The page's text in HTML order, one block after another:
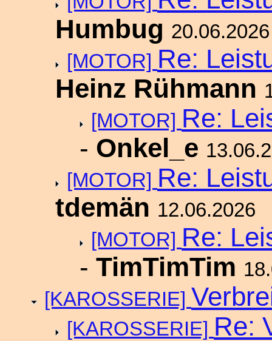
Humbug 20.06.2026
[MOTOR] Re:
Heinz Rühmann
[MOTOR] Re:
- Onkel_e
[MOTOR] Re:
tdemän 12.06.2026
[MOTOR] Re:
- TimTimTim
[KAROSSERIE]
[KAROSSERIE] Re: